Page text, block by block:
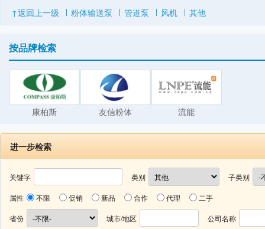
↑返回上一级 粉体输送泵 管道泵 风机 其他
按品牌检索
康柏斯 友信粉体 流能
进一步检索
关键字 类别 子类别
属性 不限 促销 新品 合作 代理 二手
省份 城市/地区 公司名称